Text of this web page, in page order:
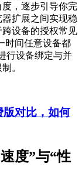
，逐步引导你完
扩展之间实现稳
设备的授权常见
时间任意设备都
行设备绑定与并
。
版对比，如何
度”与“性